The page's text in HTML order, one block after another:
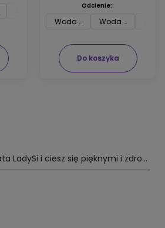
brąz 5.0 Jasny brąz6.0 Ciemny
Do koszyka
Odcienie::
Woda utleniona Joico 3 %
Woda utleniona
LadySi i ciesz się pięknymi i